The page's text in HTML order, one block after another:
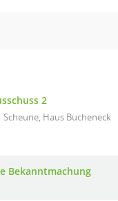
2
Scheune, Haus Bucheneck
Bekanntmachung